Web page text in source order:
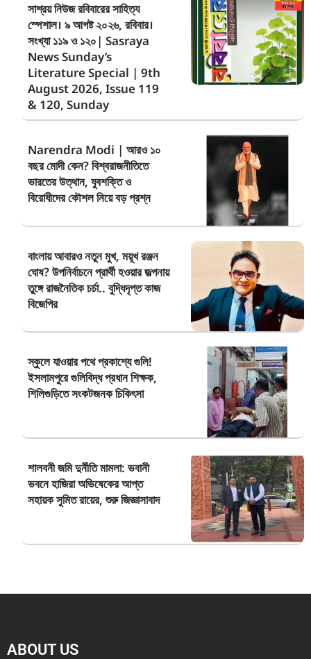
সাশ্রয় নিউজ রবিবারের সাহিত্য
স্পেশাল। ৯ আগষ্ট ২০২৬, রবিবার।
সংখ্যা ১১৯ ও ১২০| Sasraya
News Sunday’s
Literature Special | 9th
August 2026, Issue 119
& 120, Sunday
Narendra Modi | আরও ১০
বছর মোদী কেন? বিশ্বরাজনীতিতে
ভারতের উত্থান, যুবশক্তি ও
বিরোধীদের কৌশল নিয়ে বড় প্রশ্ন
বাংলায় আবারও নতুন মুখ, ময়ূখ রঞ্জন
ঘোষ? উপনির্বাচনে প্রার্থী হওয়ার জল্পনায়
তুঙ্গে রাজনৈতিক চর্চা.. বুদ্ধিদৃপ্ত কাজ
বিজেপির
স্কুলে যাওয়ার পথে প্রকাশ্যে গুলি!
ইসলামপুরে গুলিবিদ্ধ প্রধান শিক্ষক,
শিলিগুড়িতে সংকটজনক চিকিৎসা
শালবনী জমি দুর্নীতি মামলা: ভবানী
ভবনে হাজিরা অভিষেকের আপ্ত
সহায়ক সুমিত রায়ের, শুরু জিজ্ঞাসাবাদ
ABOUT US